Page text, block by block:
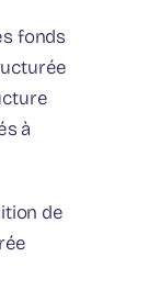
fonds
à
de